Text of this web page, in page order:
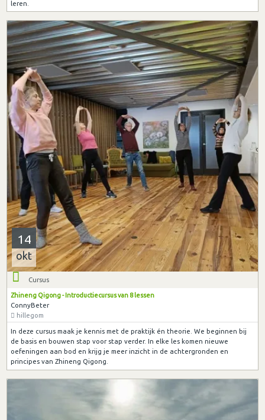
leren.
14
okt
Cursus
Zhineng Qigong - Introductiecursus van 8 lessen
ConnyBeter
hillegom
In deze cursus maak je kennis met de praktijk én theorie. We beginnen bij
de basis en bouwen stap voor stap verder. In elke les komen nieuwe
oefeningen aan bod en krijg je meer inzicht in de achtergronden en
principes van Zhineng Qigong.